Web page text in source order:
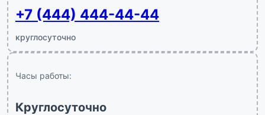
+7 (444) 444-44-44
круглосуточно
Часы работы:
Круглосуточно